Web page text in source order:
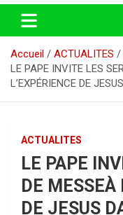
Accueil
ACTUALITES
LE PAPE INVITE LES
L’EXPÉRIENCE DE
ACTUALITES
LE PAPE
DE MESSEÀ
DE JESUS